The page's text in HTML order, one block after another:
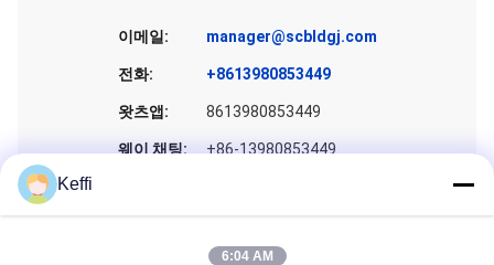
이메일: manager@scbldgj.com
전화: +8613980853449
왓츠앱: 8613980853449
웨이 채팅: +86-13980853449
Keffi
6:04 AM